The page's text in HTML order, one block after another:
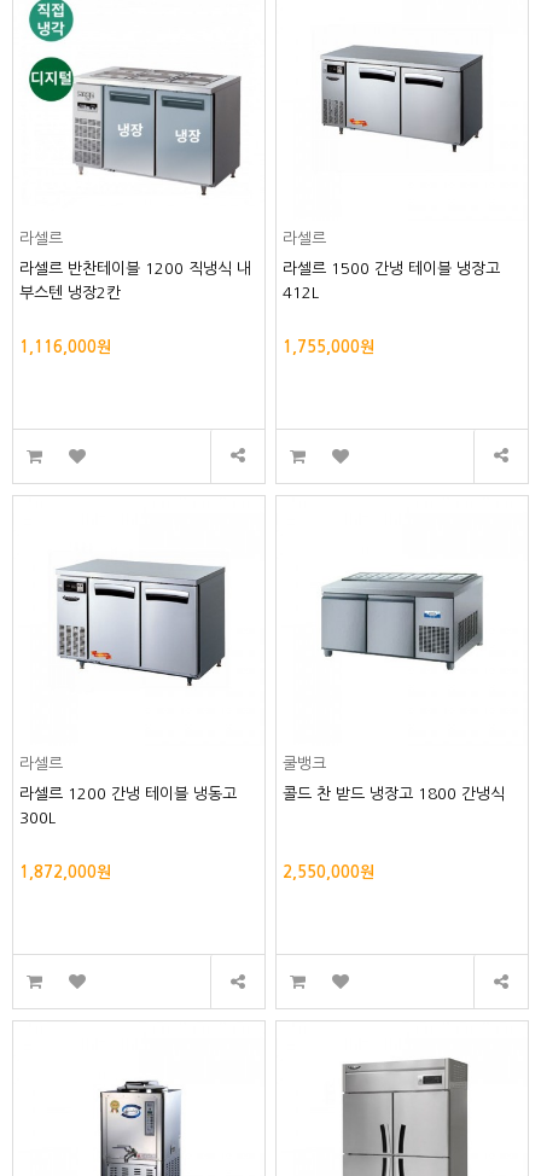
라셀르
라셀르 반찬테이블 1200 직냉식 내
부스텐 냉장2칸
1,116,000원
라셀르
라셀르 1500 간냉 테이블 냉장고
412L
1,755,000원
라셀르
라셀르 1200 간냉 테이블 냉동고
300L
1,872,000원
쿨뱅크
콜드 찬 받드 냉장고 1800 간냉식
2,550,000원